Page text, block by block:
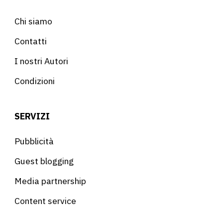
Chi siamo
Contatti
I nostri Autori
Condizioni
SERVIZI
Pubblicità
Guest blogging
Media partnership
Content service